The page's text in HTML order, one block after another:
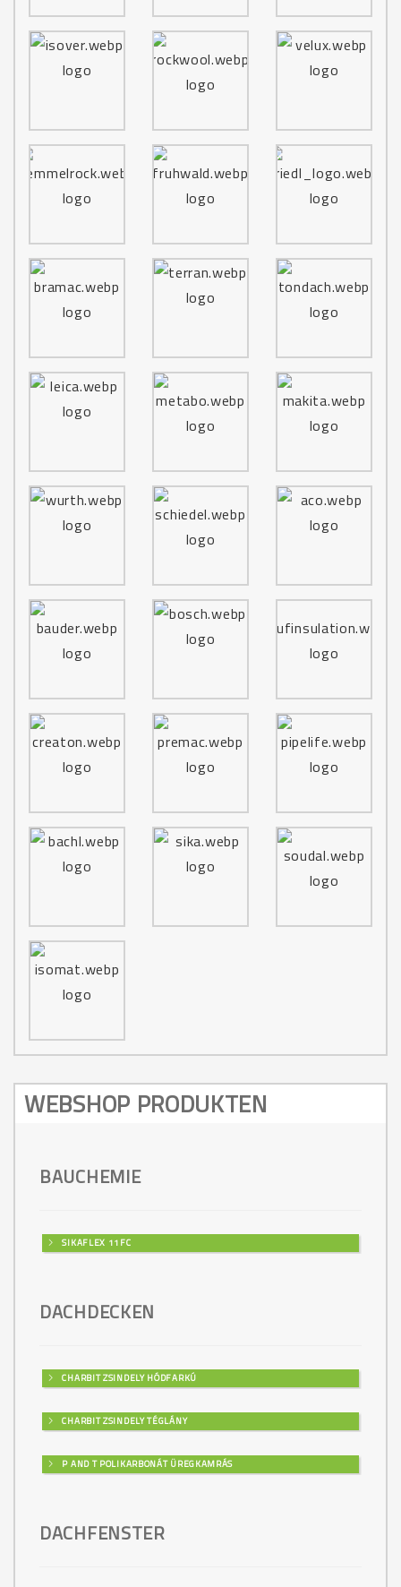
WEBSHOP PRODUKTEN
BAUCHEMIE
SIKAFLEX 11FC
DACHDECKEN
CHARBIT ZSINDELY HÓDFARKÚ
CHARBIT ZSINDELY TÉGLÁNY
P AND T POLIKARBONÁT ÜREGKAMRÁS
DACHFENSTER